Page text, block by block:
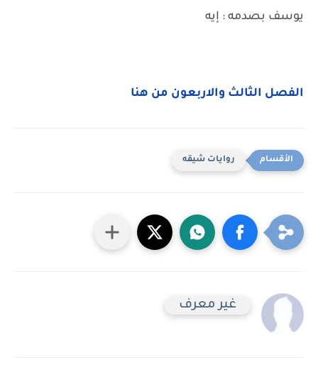
يوسف بصدمه : إيه
الفصل الثالث والاربعون من هنا
روايات شيقه
غير معرف